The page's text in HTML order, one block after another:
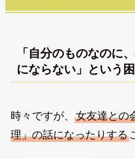
「自分のものなのに
にならない」という
時々ですが、 女友達との
理」の話になったりする